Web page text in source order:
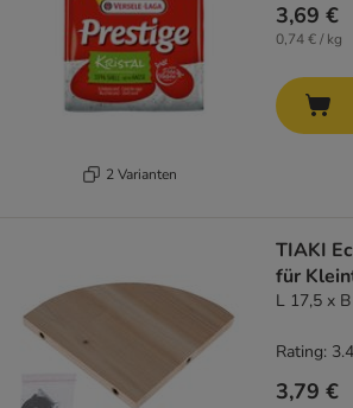
2 Varianten
3,69 €
0,74 € / kg
TIAKI
für
L 17,5 x
3,79 €
Rating: